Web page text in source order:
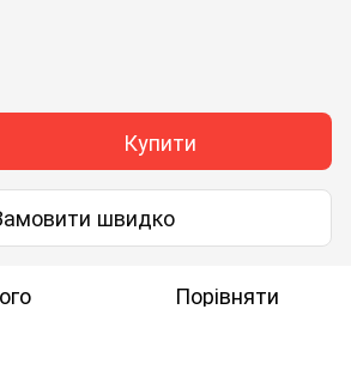
Купити
швидко
Порівняти